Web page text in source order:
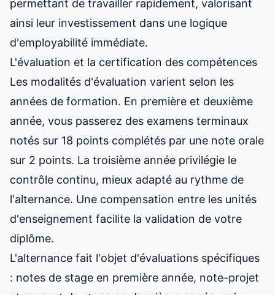
permettant de travailler rapidement, valorisant
ainsi leur investissement dans une logique
d'employabilité immédiate.
L'évaluation et la certification des compétences
Les modalités d'évaluation varient selon les
années de formation. En première et deuxième
année, vous passerez des examens terminaux
notés sur 18 points complétés par une note orale
sur 2 points. La troisième année privilégie le
contrôle continu, mieux adapté au rythme de
l'alternance. Une compensation entre les unités
d'enseignement facilite la validation de votre
diplôme.
L'alternance fait l'objet d'évaluations spécifiques
: notes de stage en première année, note-projet